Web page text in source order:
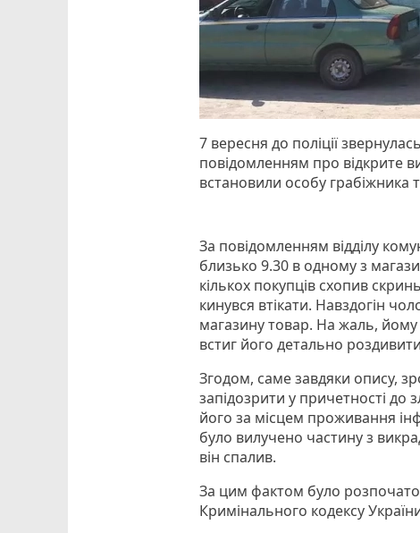
7 вересня до поліції
повідомленням про відкрите
встановили особу грабіжника
За повідомленням відділу
близько 9.30 в одному з
кількох покупців схопив
кинувся втікати. Навздогін
магазину товар. На жаль, йому
встиг його детально
Згодом, саме завдяки опису,
запідозрити у причетності до
його за місцем проживання
було вилучено частину з
він спалив.
За цим фактом було
Кримінального кодексу